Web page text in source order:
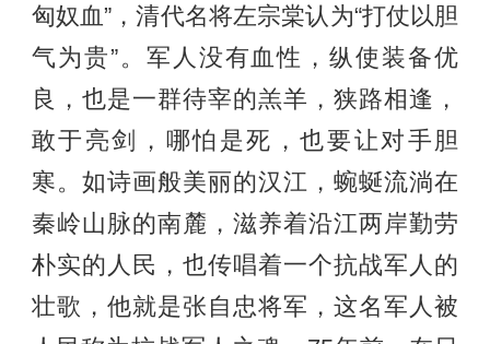
匈奴血”，清代名将左宗棠认为“打仗以胆
气为贵”。军人没有血性，纵使装备优
良，也是一群待宰的羔羊，狭路相逢，
敢于亮剑，哪怕是死，也要让对手胆
寒。如诗画般美丽的汉江，蜿蜒流淌在
秦岭山脉的南麓，滋养着沿江两岸勤劳
朴实的人民，也传唱着一个抗战军人的
壮歌，他就是张自忠将军，这名军人被